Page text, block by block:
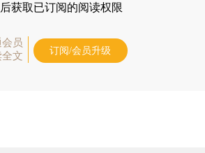
后获取已订阅的阅读权限
员
文
订阅/会员升级